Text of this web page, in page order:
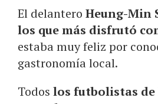
El delantero Heung-Min
los que más disfrutó
estaba muy feliz por
gastronomía local.
Todos los futbolistas de